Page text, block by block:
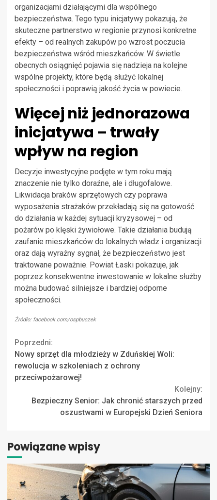
organizacjami działającymi dla wspólnego
bezpieczeństwa. Tego typu inicjatywy pokazują, że
skuteczne partnerstwo w regionie przynosi konkretne
efekty – od realnych zakupów po wzrost poczucia
bezpieczeństwa wśród mieszkańców. W świetle
obecnych osiągnięć pojawia się nadzieja na kolejne
wspólne projekty, które będą służyć lokalnej
społeczności i poprawią jakość życia w powiecie.
Więcej niż jednorazowa
inicjatywa – trwały
wpływ na region
Decyzje inwestycyjne podjęte w tym roku mają
znaczenie nie tylko doraźne, ale i długofalowe.
Likwidacja braków sprzętowych czy poprawa
wyposażenia strażaków przekładają się na gotowość
do działania w każdej sytuacji kryzysowej – od
pożarów po klęski żywiołowe. Takie działania budują
zaufanie mieszkańców do lokalnych władz i organizacji
oraz dają wyraźny sygnał, że bezpieczeństwo jest
traktowane poważnie. Powiat Łaski pokazuje, jak
poprzez konsekwentne inwestowanie w lokalne służby
można budować silniejsze i bardziej odporne
społeczności.
Źródło: facebook.com/ospbuczek
Continue
Reading
Poprzedni:
Nowy sprzęt dla młodzieży w Zduńskiej Woli:
rewolucja w szkoleniach z ochrony
przeciwpożarowej!
Kolejny:
Bezpieczny Senior: Jak chronić starszych przed
oszustwami w Europejski Dzień Seniora
Powiązane wpisy